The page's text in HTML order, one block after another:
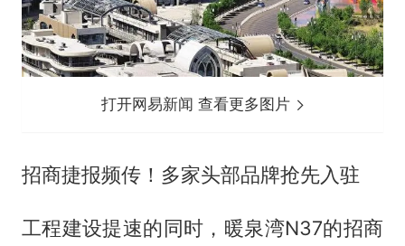
打开网易新闻 查看更多图片
招商捷报频传！多家头部品牌抢先入驻
工程建设提速的同时，暖泉湾N37的招商